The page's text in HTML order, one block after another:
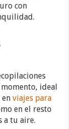
con
ideal
enviajes para
en el resto
a tu aire.